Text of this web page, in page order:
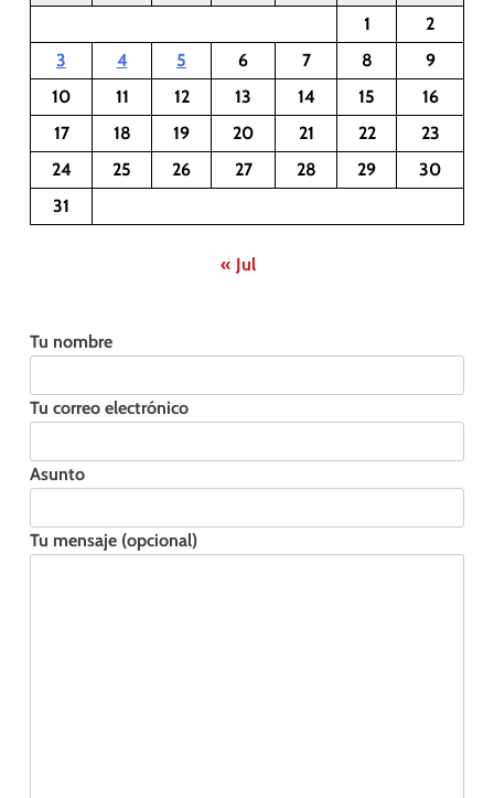
1
2
3
4 5 6 7 8
9
10
11 12 13 14 15
16
17
18 19 20 21 22
23
24
25 26 27 28 29
30
31
« Jul
Tu nombre
Tu correo electrónico
Asunto
Tu mensaje (opcional)